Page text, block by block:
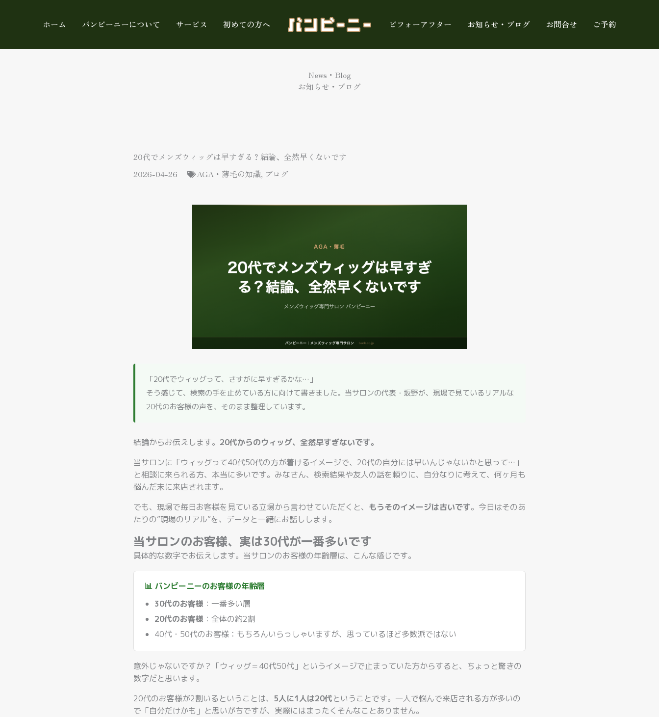
ホーム バンビーニーについて サービス 初めての方へ ビフォーアフター お知らせ・ブログ お問合せ ご予約
News・Blog
お知らせ・ブログ
20代でメンズウィッグは早すぎる？結論、全然早くないです
2026-04-26
AGA・薄毛の知識, ブログ
「20代でウィッグって、さすがに早すぎるかな…」
そう感じて、検索の手を止めている方に向けて書きました。当サロンの代表・坂野が、現場で見ているリアルな
20代のお客様の声を、そのまま整理しています。
結論からお伝えします。 20代からのウィッグ、全然早すぎないです。
当サロンに「ウィッグって40代50代の方が着けるイメージで、20代の自分には早いんじゃないかと思って…」
と相談に来られる方、本当に多いです。みなさん、検索結果や友人の話を頼りに、自分なりに考えて、何ヶ月も
悩んだ末に来店されます。
でも、現場で毎日お客様を見ている立場から言わせていただくと、 もうそのイメージは古いです。今日はそのあ
たりの”現場のリアル”を、データと一緒にお話しします。
当サロンのお客様、実は30代が一番多いです
具体的な数字でお伝えします。当サロンのお客様の年齢層は、こんな感じです。
📊 バンビーニーのお客様の年齢層
30代のお客様 ：一番多い層
20代のお客様 ：全体の約2割
40代・50代のお客様：もちろんいらっしゃいますが、思っているほど多数派ではない
意外じゃないですか？「ウィッグ＝40代50代」というイメージで止まっていた方からすると、ちょっと驚きの
数字だと思います。
20代のお客様が2割いるということは、 5人に1人は20代ということです。一人で悩んで来店される方が多いの
で「自分だけかも」と思いがちですが、実際にはまったくそんなことありません。